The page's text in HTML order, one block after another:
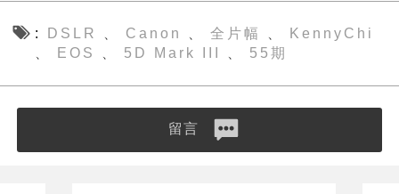
DSLR Canon 全片幅 KennyChi
EOS 5D Mark III 55期
留言